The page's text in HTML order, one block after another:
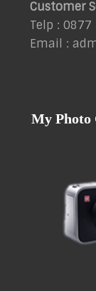
Customer
Telp :
Email :
My Photo